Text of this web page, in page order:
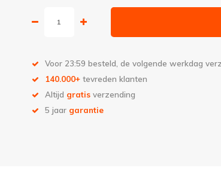
Voor 23:59 besteld, de volgende werkdag
140.000+ tevreden klanten
Altijd gratis verzending
5 jaar garantie